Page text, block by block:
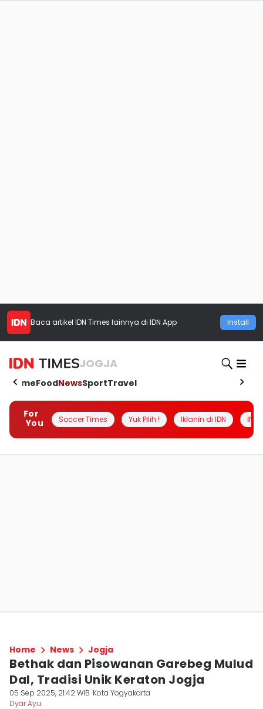
Baca artikel IDN Times lainnya di IDN App Install
JOGJA
HomeFoodNewsSportTravel
For
You
Soccer Times Yuk Pilih ! Iklanin di IDN
Home News Jogja
Bethak dan Pisowanan Garebeg Mulud
Dal, Tradisi Unik Keraton Jogja
05 Sep 2025, 21:42 WIB Kota Yogyakarta
Dyar Ayu